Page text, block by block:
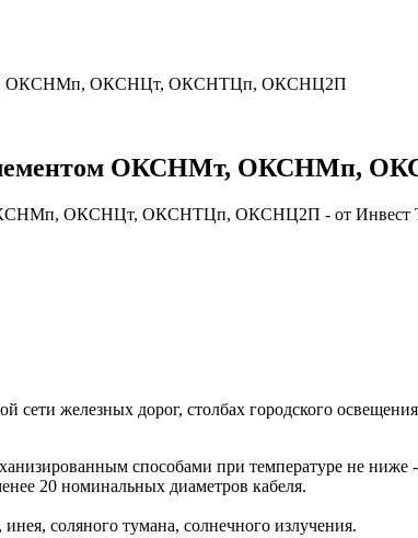
ОКСНМп, ОКСНЦт, ОКСНТЦп, ОКСНЦ2П
элементом ОКСНМт, ОКСНМп,
сети железных дорог, столбах городского
способами при температуре не ниже -
20 номинальных диаметров кабеля.
соляного тумана, солнечного излучения.